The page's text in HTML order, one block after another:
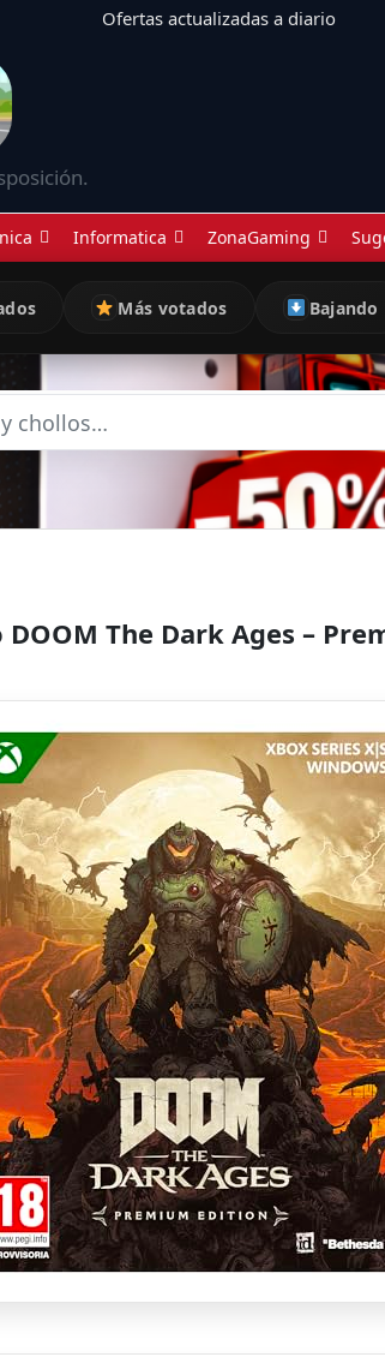
Ofertas actualizadas a diario
Informatica ZonaGaming
Más votados Bajando
DOOM The Dark Ages –